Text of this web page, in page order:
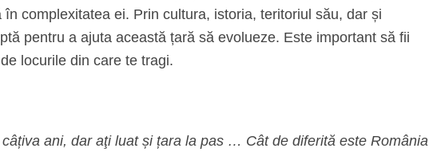
în complexitatea ei. Prin cultura, istoria, teritoriul său, dar și
pentru a ajuta această țară să evolueze. Este important să fii
locurile din care te tragi.
ani, dar aţi luat și țara la pas … Cât de diferită este România